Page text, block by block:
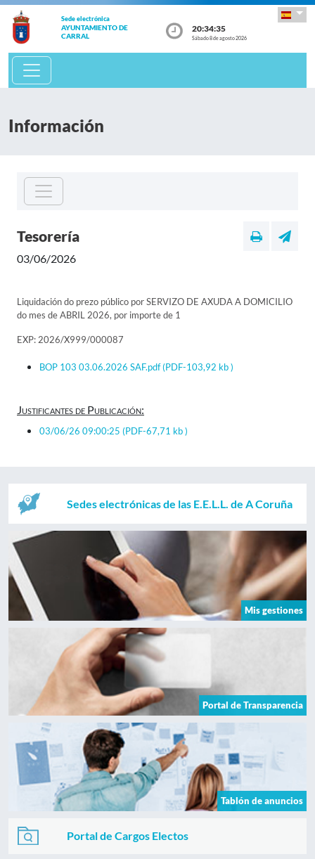
Sede electrónica
AYUNTAMIENTO DE
CARRAL
20:34:35
Sábado 8 de agosto 2026
Información
Tesorería
03/06/2026
Liquidación do prezo público por SERVIZO DE AXUDA A DOMICILIO
do mes de ABRIL 2026, por importe de 1
EXP: 2026/X999/000087
BOP 103 03.06.2026 SAF.pdf(PDF-103,92 kb )
Justificantes de Publicación:
03/06/26 09:00:25 (PDF-67,71 kb )
Sedes electrónicas de las E.E.L.L. de A Coruña
Mis gestiones
Portal de Transparencia
Tablón de anuncios
Portal de Cargos Electos